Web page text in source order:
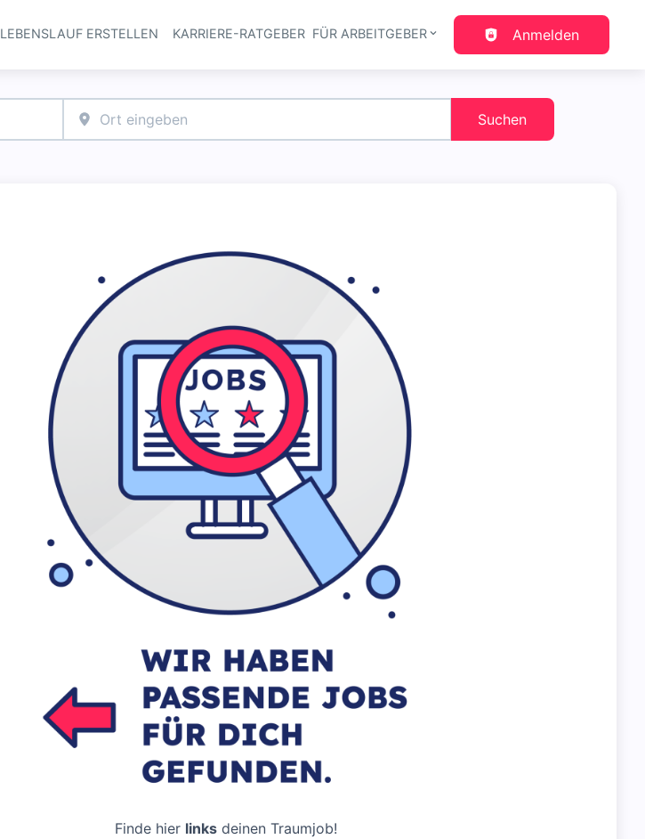
Haupt-Navigation
LEBENSLAUF ERSTELLEN KARRIERE-RATGEBER FÜR ARBEITGEBER Anmelden
Suchen
Finde hier linksdeinen Traumjob!